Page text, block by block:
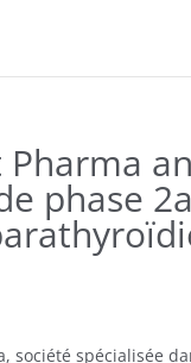
phase
société spécialisée